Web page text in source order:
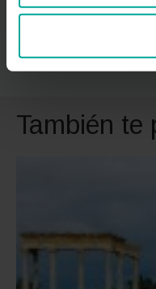
También te